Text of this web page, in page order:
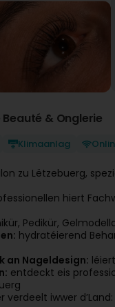
& Onglerie
Klimaanlag
zu Lëtzebuerg,
hiert
Pedikür,
hydratéierend
an Nageldesign:
entdeckt eis
iwwer d’Land: